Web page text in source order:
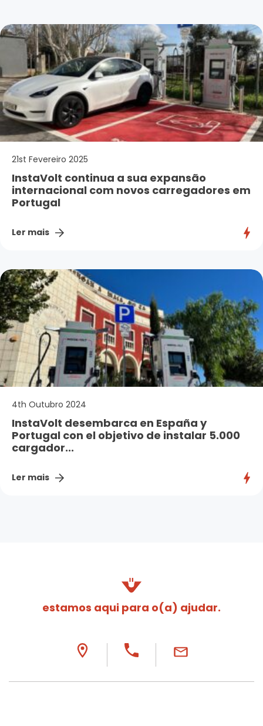
21st Fevereiro 2025
InstaVolt continua a sua expansão
internacional com novos carregadores em
Portugal
Ler mais
4th Outubro 2024
InstaVolt desembarca en España y
Portugal con el objetivo de instalar 5.000
cargador...
Ler mais
estamos aqui para o(a) ajudar.